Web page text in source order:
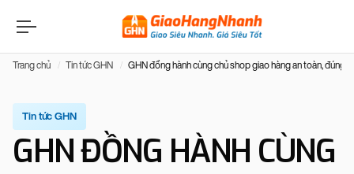
Trang chủ Tin tức GHN GHN đồng hành cùng chủ shop giao hàng an toàn, đúng
Tin tức GHN
GHN ĐỒNG HÀNH CÙNG